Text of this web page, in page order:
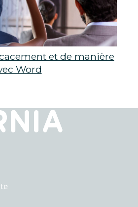
et de manière
Word